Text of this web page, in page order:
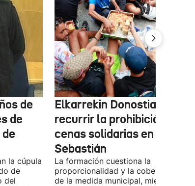
de
de
la cúpula
de
del
Elkarrekin Donostia
recurrir la prohibición de
cenas solidarias en San
Sebastián
La formación cuestiona la
proporcionalidad y la cobertura
de la medida municipal, mientras EH